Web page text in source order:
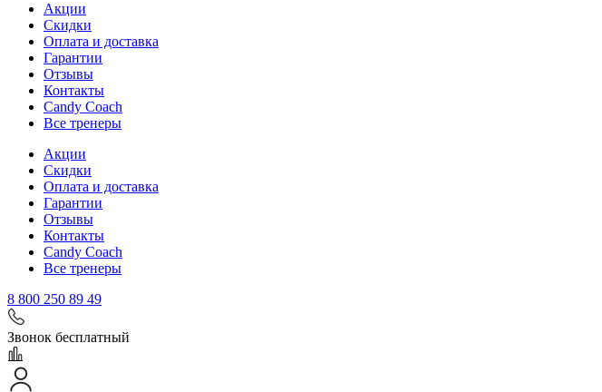
Акции
Скидки
Оплата и доставка
Гарантии
Отзывы
Контакты
Candy Coach
Все тренеры
Акции
Скидки
Оплата и доставка
Гарантии
Отзывы
Контакты
Candy Coach
Все тренеры
8 800 250 89 49
Звонок бесплатный